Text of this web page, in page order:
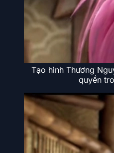
Tạo hình Thương
quyền